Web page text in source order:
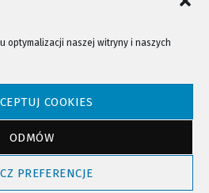
optymalizacji naszej witryny i naszych
COOKIES
ODMÓW
PREFERENCJE
© 2023 Wszystkie prawa zastrzeżone!
Powrót do góry